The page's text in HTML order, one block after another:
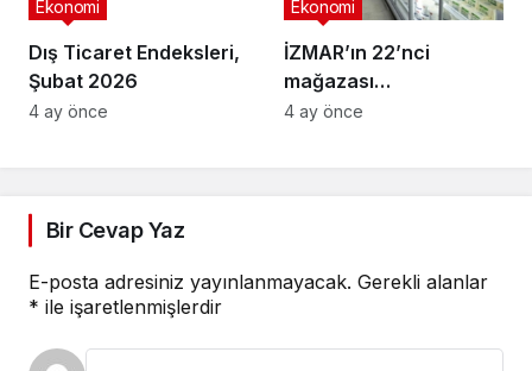
Dış Ticaret Endeksleri,
Şubat 2026
Ekonomi
4 ay önce
İZMAR’ın 22’nci
mağazası
Osmangazi’de açıldı
Ekonomi
4 ay önce
Bir Cevap Yaz
E-posta adresiniz yayınlanmayacak. Gerekli alanlar
* ile işaretlenmişlerdir